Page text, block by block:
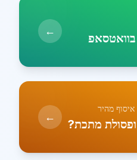
←
מהיר
ופסולת מתכת? ←